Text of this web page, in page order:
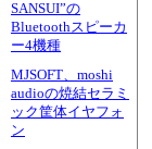
SANSUI”の
Bluetoothスピーカ
ー4機種
MJSOFT、moshi
audioの焼結セラミ
ック筐体イヤフォ
ン